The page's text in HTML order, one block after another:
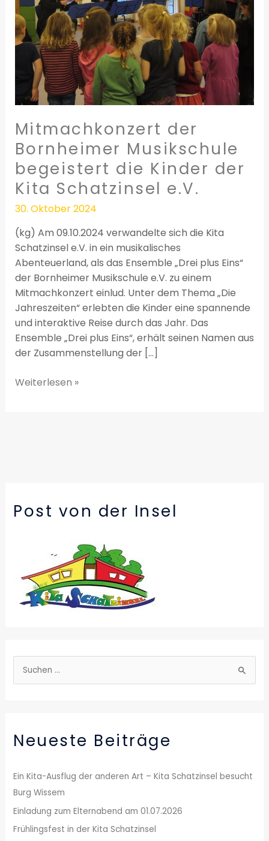
Mitmachkonzert der
Bornheimer Musikschule
begeistert die Kinder der
Kita Schatzinsel e.V.
30. Oktober 2024
(kg) Am 09.10.2024 verwandelte sich die Kita
Schatzinsel e.V. in ein musikalisches
Abenteuerland, als das Ensemble „Drei plus Eins“
der Bornheimer Musikschule e.V. zu einem
Mitmachkonzert einlud. Unter dem Thema „Die
Jahreszeiten“ erlebten die Kinder eine spannende
und interaktive Reise durch das Jahr. Das
Ensemble „Drei plus Eins“, erhält seinen Namen aus
der Zusammenstellung der […]
begeistert
die
Kinder
Schatzinsel
e.V.
Weiterlesen »
Post von der Insel
u
e
h
:
Neueste Beiträge
Ein Kita-Ausflug der anderen Art – Kita Schatzinsel besucht
Burg Wissem
Einladung zum Elternabend am 01.07.2026
Frühlingsfest in der Kita Schatzinsel